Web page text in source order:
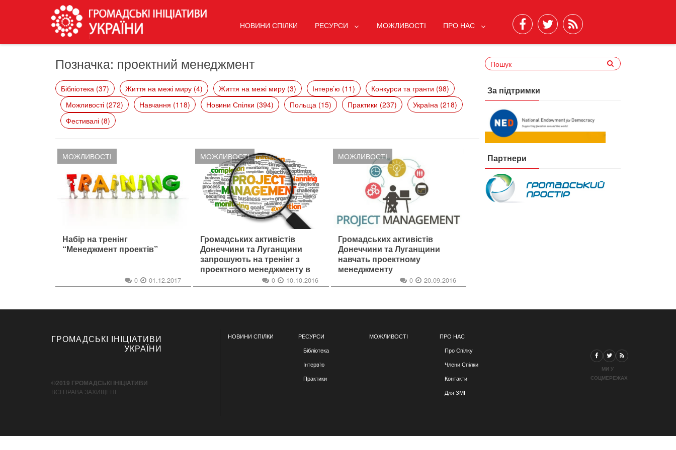
НОВИНИ СПІЛКИ РЕСУРСИ МОЖЛИВОСТІ ПРО НАС
Позначка: проектний менеджмент
Бібліотека (37) Життя на межі миру (4) Життя на межі миру (3) Інтерв’ю (11)
Конкурси та гранти (98)
Можливості (272)
Навчання (118) Новини Спілки (394) Польща (15) Практики (237)
Україна (218)
Фестивалі (8)
МОЖЛИВОСТІ
Набір на тренінг
“Менеджмент проектів”
0 01.12.2017
МОЖЛИВОСТІ
Громадських активістів
Донеччини та Луганщини
запрошують на тренінг з
проектного менеджменту в
0 10.10.2016
МОЖЛИВОСТІ
Громадських активістів
Донеччини та Луганщини
навчать проектному
менеджменту
0 20.09.2016
За підтримки
Партнери
ГРОМАДСЬКІ ІНІЦІАТИВИ
УКРАЇНИ
©2019 ГРОМАДСЬКІ ІНІЦІАТИВИ
ВСІ ПРАВА ЗАХИЩЕНІ
НОВИНИ СПІЛКИ РЕСУРСИ
Бібліотека
Інтерв’ю
Практики
МОЖЛИВОСТІ ПРО НАС
Про Спілку
Члени Спілки
Контакти
Для ЗМІ
МИ У
СОЦМЕРЕЖАХ